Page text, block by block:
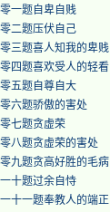
一题自卑自贱
二题压伏自己
三题喜人知我的卑贱
四题喜欢受人的轻看
五题自尊自大
六题骄傲的害处
七题贪虚荣
八题贪虚荣的害处
九题贪高好胜的毛病
十题过余自恃
十一题奉教人的端正